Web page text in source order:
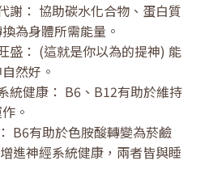
謝： 協助碳水化合物、蛋白質
為身體所需能量。
盛： (這就是你以為的提神) 能
然好。
統健康： B6、B12有助於維持
。
B6有助於色胺酸轉變為菸鹼
進神經系統健康，兩者皆與睡